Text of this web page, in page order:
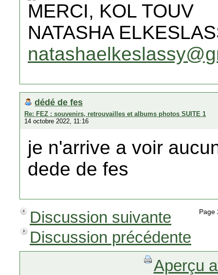
MERCI, KOL TOUV
NATASHA
dédé de fes
Re: FEZ : souvenirs, retrouvailles et albums photos SUITE 1
14 octobre 2022, 11:16
je n'arrive a voir
dede de fes
Discussion suivante
Discussion précédente
Aperçu